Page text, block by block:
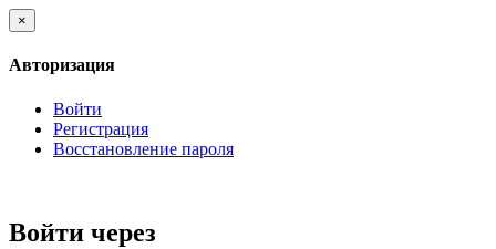
×
Авторизация
Войти
Регистрация
Восстановление пароля
Войти через